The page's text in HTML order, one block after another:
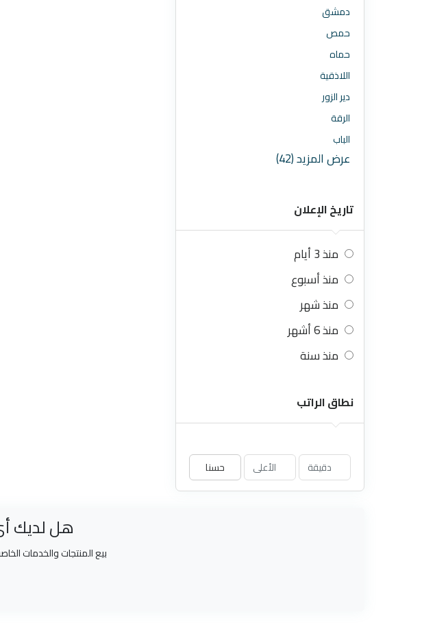
دمشق
حمص
حماه
اللاذقية
دير الزور
الرقة
الباب
عرض المزيد (42)
تاريخ الإعلان
منذ 3 أيام
منذ أسبوع
منذ شهر
منذ 6 أشهر
منذ سنة
نطاق الراتب
حسنا
هل لديك
بيع المنتجات والخدمات